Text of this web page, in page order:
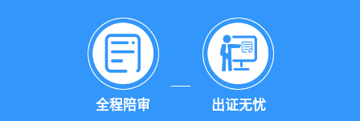
全程陪审 出证无忧